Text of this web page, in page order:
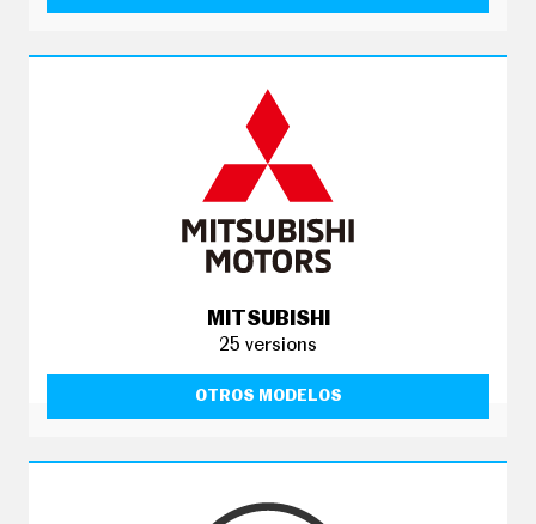
MITSUBISHI
25 versions
OTROS MODELOS